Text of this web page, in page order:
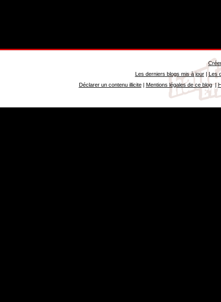
Les derniers blogs mis à jour| Les
Déclarer un contenu illicite| Mentions légales de ce blog|